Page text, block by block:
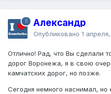
Александр
Опубликовано 1
Отлично! Рад, что Вы сделали
дорог Воронежа, я в свою
камчатских дорог, но позже.
Сегодня немного наснимал,